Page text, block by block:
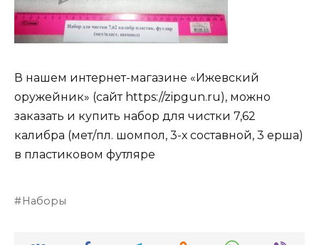
В нашем интернет-магазине «Ижевский
оружейник» (сайт https://zipgun.ru), можно
заказать и купить набор для чистки 7,62
калибра (мет/пл. шомпол, 3-х составной, 3 ерша)
в пластиковом футляре
Наборы